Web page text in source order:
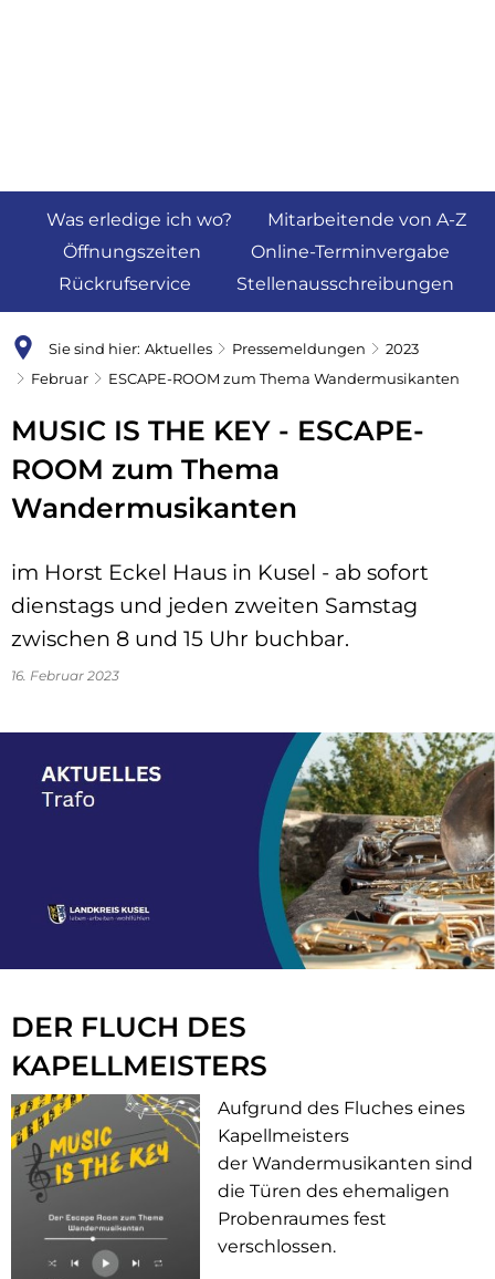
Was erledige ich wo?
Mitarbeitende von A-Z
Öffnungszeiten
Online-Terminvergabe
Rückrufservice
Stellenausschreibungen
Sie sind hier: Aktuelles Pressemeldungen
2023
Februar
ESCAPE-ROOM zum Thema Wandermusikanten
MUSIC IS THE KEY - ESCAPE-
ROOM zum Thema
Wandermusikanten
im Horst Eckel Haus in Kusel - ab sofort
dienstags und jeden zweiten Samstag
zwischen 8 und 15 Uhr buchbar.
16. Februar 2023
DER FLUCH DES
KAPELLMEISTERS
Aufgrund des Fluches eines
Kapellmeisters
der Wandermusikanten sind
die Türen des ehemaligen
Probenraumes fest
verschlossen.